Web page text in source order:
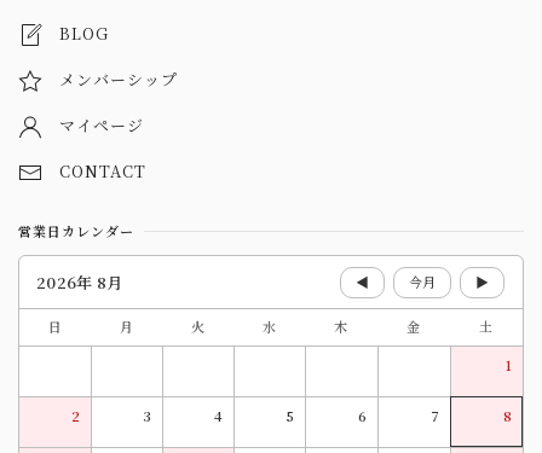
BLOG
メンバーシップ
マイページ
CONTACT
営業日カレンダー
2026年 8月 ◀ 今月 ▶
日 月 火 水 木 金
土
1
2 3 4 5 6 7 8